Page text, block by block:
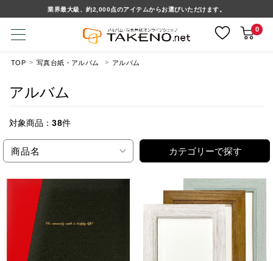
業界最大級、約2,000点のアイテムからお選びいただけます。
0
TOP 写真台紙・アルバム アルバム
アルバム
対象商品： 38件
商品名 カテゴリーで探す